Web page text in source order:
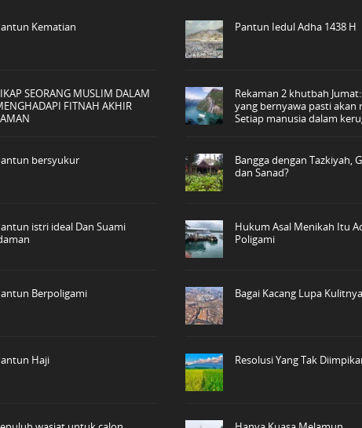
Kematian
SEORANG MUSLIM DALAM
FITNAH AKHIR
bersyukur
istri ideal Dan Suami
Berpoligami
Haji
Pantun Iedul Adha 1438 H
Rekaman 2 khutbah
yang bernyawa pasti akan
Setiap manusia dalam
Bangga dengan Tazkiyah,
dan Sanad?
Hukum Asal Menikah Itu
Poligami
Bagai Kacang Lupa Kulitnya
Resolusi Yang Tak